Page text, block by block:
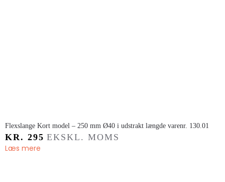
Flexslange ​Kort model – 250 mm Ø40 i udstrakt længde varenr. 130.01
KR. 295 EKSKL. MOMS
Læs mere